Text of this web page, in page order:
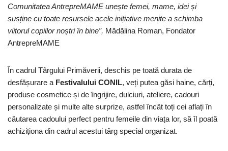
Comunitatea AntrepreMAME unește femei, mame, idei și
susține cu toate resursele acele inițiative menite a schimba
viitorul copiilor noștri în bine”, Mădălina Roman, Fondator
AntrepreMAME
În cadrul Târgului Primăverii, deschis pe toată durata de
desfășurare a Festivalului CONIL, veți putea găsi haine, cărți,
produse cosmetice și de îngrijire, dulciuri, ateliere, cadouri
personalizate și multe alte surprize, astfel încât toți cei aflați în
căutarea cadoului perfect pentru femeile din viața lor, să îl poată
achiziționa din cadrul acestui târg special organizat.